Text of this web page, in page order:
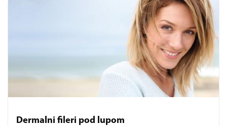
Dermalni fileri pod lupom